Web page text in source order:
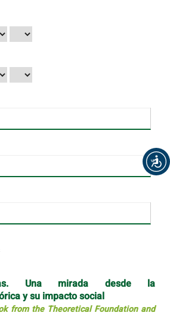
Una mirada desde la
y su impacto social
from the Theoretical Foundation and